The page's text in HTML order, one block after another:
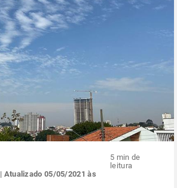
| Atualizado 05/05/2021 às
5 min de
leitura